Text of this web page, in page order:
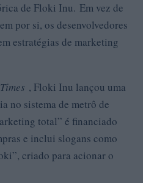
de Floki Inu. Em vez de
por si, os desenvolvedores
estratégias de marketing
, Floki Inu lançou uma
no sistema de metrô de
total” é financiado
e inclui slogans como
criado para acionar o